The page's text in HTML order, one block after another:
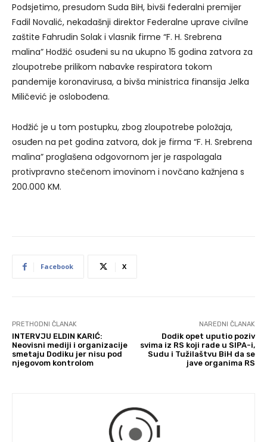
Podsjetimo, presudom Suda BiH, bivši federalni premijer
Fadil Novalić, nekadašnji direktor Federalne uprave civilne
zaštite Fahrudin Solak i vlasnik firme “F. H. Srebrena
malina” Hodžić osuđeni su na ukupno 15 godina zatvora za
zloupotrebe prilikom nabavke respiratora tokom
pandemije koronavirusa, a bivša ministrica finansija Jelka
Miličević je oslobođena.
Hodžić je u tom postupku, zbog zloupotrebe položaja,
osuđen na pet godina zatvora, dok je firma “F. H. Srebrena
malina” proglašena odgovornom jer je raspolagala
protivpravno stečenom imovinom i novčano kažnjena s
200.000 KM.
Facebook X
PRETHODNI ČLANAK
INTERVJU ELDIN KARIĆ:
Neovisni mediji i organizacije
smetaju Dodiku jer nisu pod
njegovom kontrolom
NAREDNI ČLANAK
Dodik opet uputio poziv
svima iz RS koji rade u SIPA-i,
Sudu i Tužilaštvu BiH da se
jave organima RS